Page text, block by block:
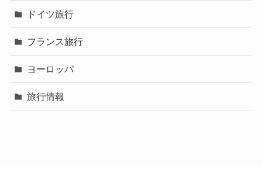
ドイツ旅行
フランス旅行
ヨーロッパ
旅行情報